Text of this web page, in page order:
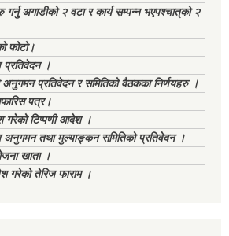
गर्नु अगाडीको २ वटा र कार्य सम्पन्न भएपश्चात्‌को २
फोटो।
प्रतिवेदन ।
प्रतिवेदन र समितिको वैठकका निर्णयहरु ।
पत्र।
गरेको टिप्पणी आदेश ।
अनुगमन तथा मुल्याङ्कन समितिको प्रतिवेदन ।
खाता ।
गरेको तेरिज फाराम ।